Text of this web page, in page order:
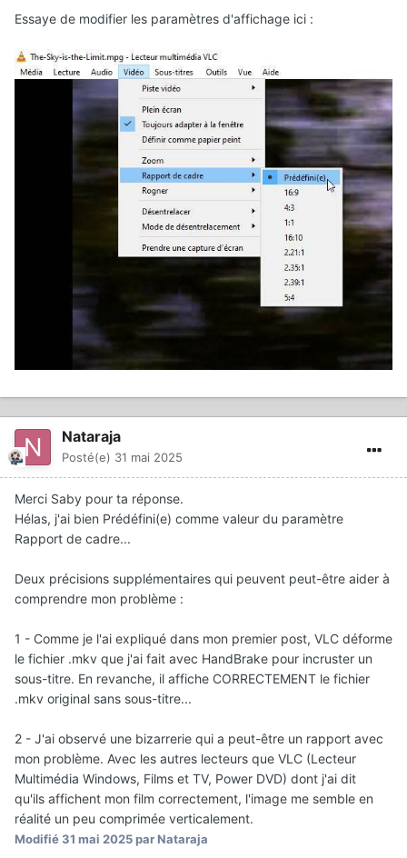
Essaye de modifier les paramètres d'affichage ici :
Nataraja
Posté(e) 31 mai 2025
Merci Saby pour ta réponse.
Hélas, j'ai bien Prédéfini(e) comme valeur du paramètre
Rapport de cadre...
Deux précisions supplémentaires qui peuvent peut-être aider à
comprendre mon problème :
1 - Comme je l'ai expliqué dans mon premier post, VLC déforme
le fichier .mkv que j'ai fait avec HandBrake pour incruster un
sous-titre. En revanche, il affiche CORRECTEMENT le fichier
.mkv original sans sous-titre...
2 - J'ai observé une bizarrerie qui a peut-être un rapport avec
mon problème. Avec les autres lecteurs que VLC (Lecteur
Multimédia Windows, Films et TV, Power DVD) dont j'ai dit
qu'ils affichent mon film correctement, l'image me semble en
réalité un peu comprimée verticalement.
Modifié31 mai 2025par Nataraja